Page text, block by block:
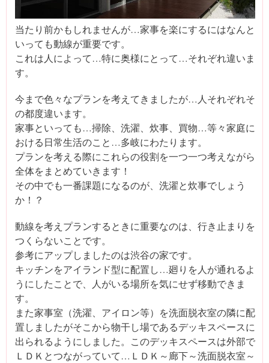
当たり前かもしれませんが…家事を楽にするにはなんと
いっても動線が重要です。
これは人によって…特に奥様にとって…それぞれ違いま
す。
今まで色々なプランを考えてきましたが…人それぞれそ
の都度違います。
家事といっても…掃除、洗濯、炊事、買物…等々家庭に
おける日常生活のこと…多岐にわたります。
プランを考える際にこれらの役割を一つ一つ考えながら
全体をまとめていきます！
その中でも一番課題になるのが、洗濯と炊事でしょう
か！？
動線を考えプランするときに重要なのは、行き止まりを
つくらないことです。
参考にアップしましたのは渋谷の家です。
キッチンをアイランド型に配置し…廻りを人が通れるよ
うにしたことで、人がいる場所を気にせず移動できま
す。
また家事室（洗濯、アイロン等）を洗面脱衣室の隣に配
置しましたがそこから物干し場であるデッキスペースに
出られるようにしました。このデッキスペースは外部で
ＬＤＫとつながっていて…ＬＤＫ～廊下～洗面脱衣室～